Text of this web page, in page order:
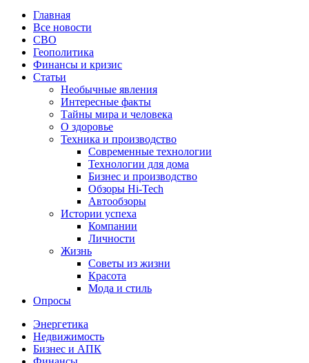
Главная
Все новости
СВО
Геополитика
Финансы и кризис
Статьи
Необычные явления
Интересные факты
Тайны мира и человека
О здоровье
Техника и производство
Современные технологии
Технологии для дома
Бизнес и производство
Обзоры Hi-Tech
Автообзоры
Истории успеха
Компании
Личности
Жизнь
Советы из жизни
Красота
Мода и стиль
Опросы
Энергетика
Недвижимость
Бизнес и АПК